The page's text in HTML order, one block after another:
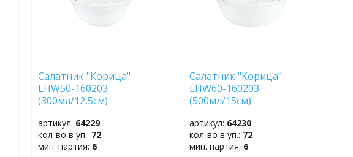
Салатник "Корица"
LHW50-160203
(300мл/12,5см)
артикул: 64229
кол-во в уп.: 72
мин. партия: 6
Салатник "Корица"
LHW60-160203
(500мл/15см)
артикул: 64230
кол-во в уп.: 72
мин. партия: 6